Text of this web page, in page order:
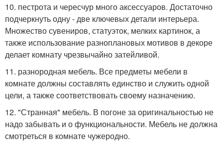
10. пестрота и чересчур много аксессуаров. Достаточно
подчеркнуть одну - две ключевых детали интерьера.
Множество сувениров, статуэток, мелких картинок, а
также использование разноплановых мотивов в декоре
делает комнату чрезвычайно затейливой.
11. разнородная мебель. Все предметы мебели в
комнате должны составлять единство и служить одной
цели, а также соответствовать своему назначению.
12. "Странная" мебель. В погоне за оригинальностью не
надо забывать и о функциональности. Мебель не должна
смотреться в комнате чужеродно.